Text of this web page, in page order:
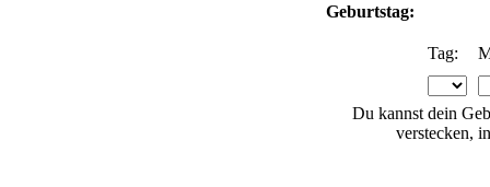
Geburtstag:
Tag:
Du kannst dein
verstecken,